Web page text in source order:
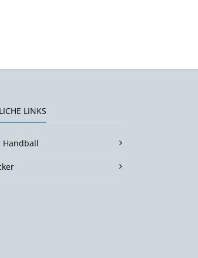
LINKS
Handball